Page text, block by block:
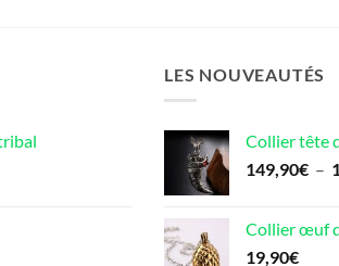
LES NOUVEAUTÉS
Collier tête
149,90€ –
Collier œuf
19,90€